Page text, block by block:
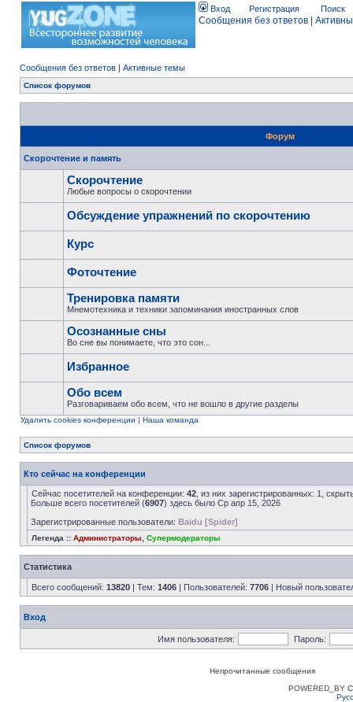
Вход Регистрация Поиск
Сообщения без ответов
Сообщения без ответов | Активные темы
Список форумов
Форум
Скорочтение и память
Скорочтение
Любые вопросы о скорочтении
Обсуждение упражнений по скорочтению
Курс
Фоточтение
Тренировка памяти
Мнемотехника и техники запоминания иностранных слов
Осознанные сны
Во сне вы понимаете, что это сон...
Избранное
Обо всем
Разговариваем обо всем, что не вошло в другие разделы
Удалить cookies конференции | Наша команда
Список форумов
Кто сейчас на конференции
Сейчас посетителей на конференции: 42 , из них зарегистрированных: 1,
Больше всего посетителей (6907) здесь было Ср апр 15, 2026
Зарегистрированные пользователи: Baidu [Spider]
Легенда :: Администраторы Супермодераторы
Статистика
Всего сообщений: 13820 | Тем: 1406 | Пользователей: 7706 | Новый
Вход
Имя пользователя: Пароль:
Непрочитанные сообщения
POWERED_BY